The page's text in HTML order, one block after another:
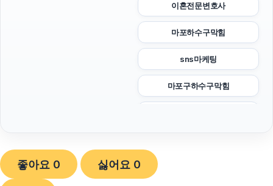
이혼전문변호사
마포하수구막힘
sns마케팅
마포구하수구막힘
좋아요 0 싫어요 0